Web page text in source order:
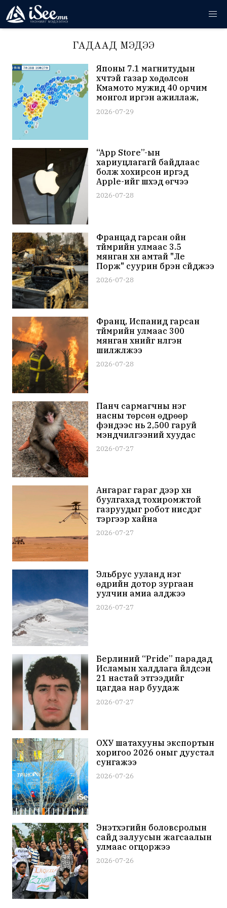
ГАДААД МЭДЭЭ
Японы 7.1 магнитудын
хүчтэй газар хөдөлсөн
Күмамото мужид 40 орчим
монгол иргэн ажиллаж,
амьдарч байна
2026-07-29
“App Store”-ын
хариуцлагагүй байдлаас
болж хохирсон иргэд
Apple-ийг шүүхэд өгчээ
2026-07-28
Францад гарсан ойн
түймрийн улмаас 3.5
мянган хүн амтай "Ле
Порж" суурин бүрэн сүйджээ
2026-07-28
Франц, Испанид гарсан
түймрийн улмаас 300
мянган хүнийг нүүлгэн
шилжүүлжээ
2026-07-28
Панч сармагчны нэг
насны төрсөн өдрөөр
фэнүүдээс нь 2,500 гаруй
мэндчилгээний хуудас
иржээ
2026-07-27
Ангараг гараг дээр хүн
буулгахад тохиромжтой
газруудыг робот нисдэг
тэргээр хайна
2026-07-27
Эльбрус ууланд нэг
өдрийн дотор зургаан
уулчин амиа алджээ
2026-07-27
Берлиний “Pride” парадад
Исламын халдлага үйлдсэн
21 настай этгээдийг
цагдаа нар буудаж
хөнөөжээ
2026-07-27
ОХУ шатахууны экспортын
хоригоо 2026 оныг дуустал
сунгажээ
2026-07-26
Энэтхэгийн боловсролын
сайд залуусын жагсаалын
улмаас огцоржээ
2026-07-26